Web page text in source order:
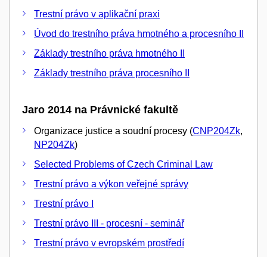
Trestní právo v aplikační praxi
Úvod do trestního práva hmotného a procesního II
Základy trestního práva hmotného II
Základy trestního práva procesního II
Jaro 2014 na Právnické fakultě
Organizace justice a soudní procesy (CNP204Zk,
NP204Zk)
Selected Problems of Czech Criminal Law
Trestní právo a výkon veřejné správy
Trestní právo I
Trestní právo III - procesní - seminář
Trestní právo v evropském prostředí